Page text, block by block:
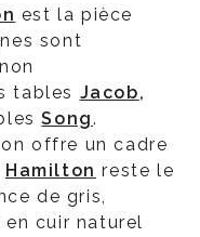
est la pièce
sont
tables Jacob,
Song.
offre un cadre
Hamilton reste le
de gris,
cuir naturel